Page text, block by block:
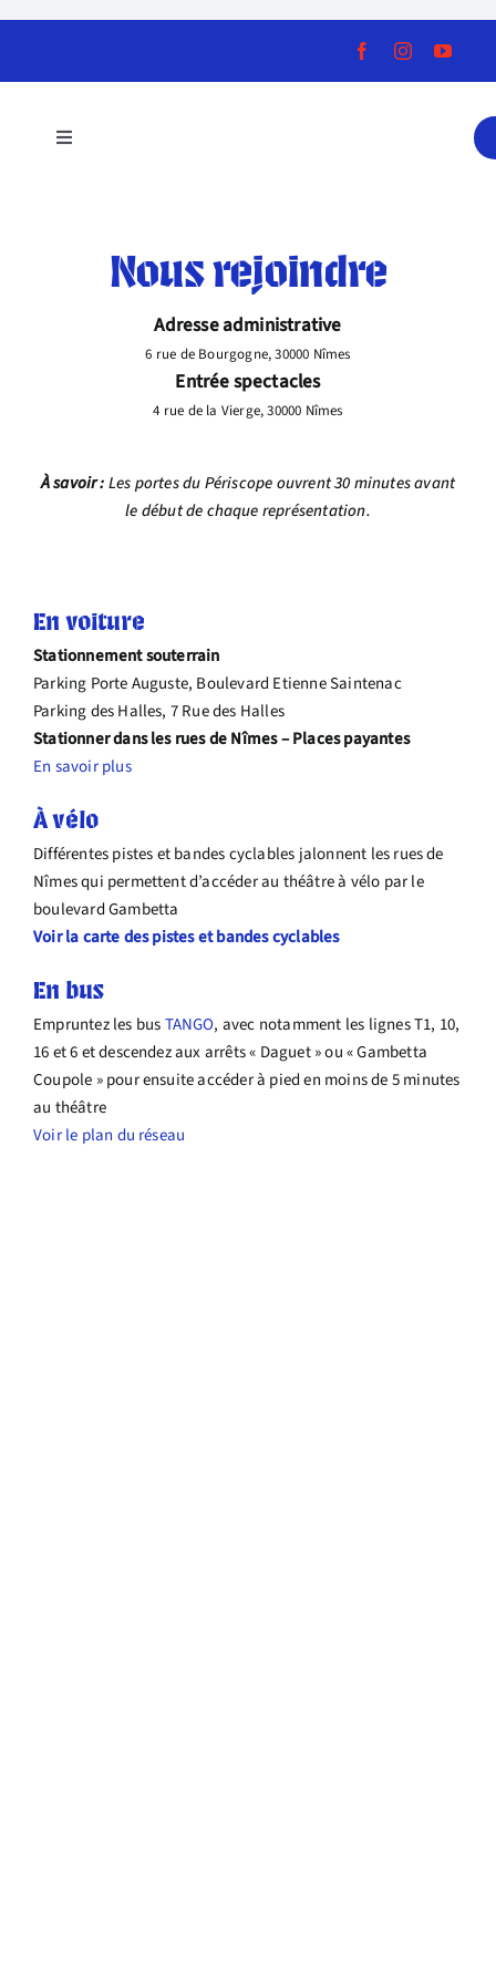
Toggle
La fabrique artistique
Le Périscope
Nous rejoindre
Adresse administrative
6 rue de Bourgogne, 30000 Nîmes
Entrée spectacles
4 rue de la Vierge, 30000 Nîmes
À savoir :Les portes du Périscope ouvrent 30 minutes avant
le début de chaque représentation.
En voiture
Stationnement souterrain
Parking Porte Auguste, Boulevard Etienne Saintenac
Parking des Halles, 7 Rue des Halles
Stationner dans les rues de Nîmes – Places payantes
En savoir plus
À vélo
Différentes pistes et bandes cyclables jalonnent les rues de
Nîmes qui permettent d’accéder au théâtre à vélo par le
boulevard Gambetta
Voir la carte des pistes et bandes cyclables
En bus
Empruntez les busTANGO, avec notamment les lignes T1, 10,
16 et 6 et descendez aux arrêts « Daguet » ou « Gambetta
Coupole » pour ensuite accéder à pied en moins de 5 minutes
au théâtre
Voir le plan du réseau